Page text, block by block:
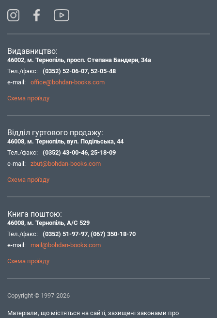
Видавництво:
46002, м. Тернопіль, просп. Степана Бандери, 34а
Тел./факс:
(0352) 52-06-07, 52-05-48
e-mail:
office@bohdan-books.com
Схема проїзду
Відділ гуртового продажу:
46008, м. Тернопіль, вул. Подільська, 44
Тел./факс:
(0352) 43-00-46, 25-18-09
e-mail:
zbut@bohdan-books.com
Схема проїзду
Книга поштою:
46008, м. Тернопіль, А/С 529
Тел./факс:
(0352) 51-97-97, (067) 350-18-70
e-mail:
mail@bohdan-books.com
Схема проїзду
Copyright © 1997-2026
Матеріали, що містяться на сайті, захищені законами про